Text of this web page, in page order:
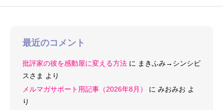
最近のコメント
批評家の彼を感動屋に変える方法 に まきふみ→シンシビ
スさま より
メルマガサポート用記事（2026年8月）
に みおみお よ
り